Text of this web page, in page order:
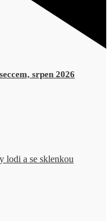
srpen 2026
lodi a se sklenkou